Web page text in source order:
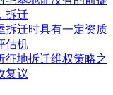
拆迁
拆迁时具有一定资质
估机
征地拆迁维权策略之
复议